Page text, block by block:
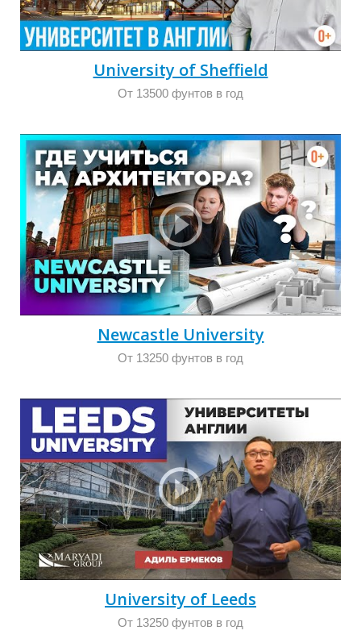
П
Е
University of Sheffield
От 13500 фунтов в год
Newcastle University
От 13250 фунтов в год
University of Leeds
От 13250 фунтов в год